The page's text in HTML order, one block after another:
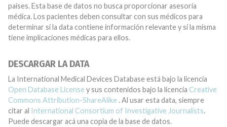
países. Esta base de datos no busca proporcionar asesoría
médica. Los pacientes deben consultar con sus médicos para
determinar si la data contiene información relevante y si la misma
tiene implicaciones médicas para ellos.
DESCARGAR LA DATA
La International Medical Devices Database está bajo la licencia
Open Database License y sus contenidos bajo la licencia Creative
Commons Attribution-ShareAlike . Al usar esta data, siempre
citar al International Consortium of Investigative Journalists.
Puede descargar acá una copia de la base de datos.